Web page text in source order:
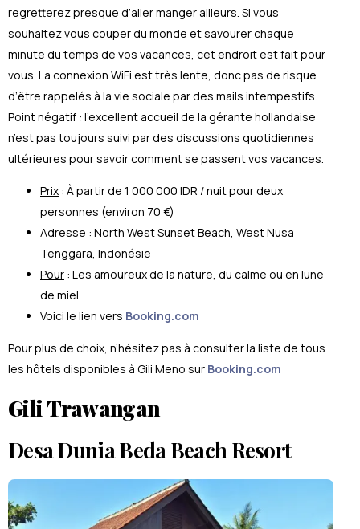
regretterez presque d’aller manger ailleurs. Si vous
souhaitez vous couper du monde et savourer chaque
minute du temps de vos vacances, cet endroit est fait pour
vous. La connexion WiFi est très lente, donc pas de risque
d’être rappelés à la vie sociale par des mails intempestifs.
Point négatif : l’excellent accueil de la gérante hollandaise
n’est pas toujours suivi par des discussions quotidiennes
ultérieures pour savoir comment se passent vos vacances.
Prix : À partir de 1 000 000 IDR / nuitpour deux
personnes (environ 70 €)
Adresse : North West Sunset Beach West Nusa
Tenggara , Indonésie
Pour : Les amoureux de la nature, du calme ou en lune
de miel
Voici le lien vers Booking.com
Pour plus de choix, n’hésitez pas à consulter la liste de tous
les hôtels disponibles à Gili Meno sur Booking.com
Gili Trawangan
Desa Dunia Beda Beach Resort